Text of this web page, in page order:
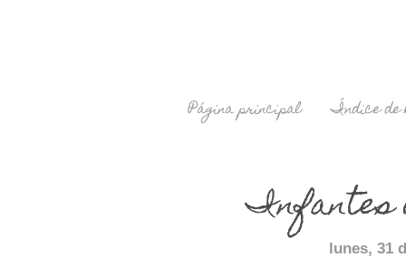
Página principal Índice de
Infantes
lunes, 31